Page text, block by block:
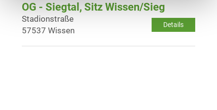
OG - Siegtal, Sitz Wissen/Sieg
Details
Stadionstraße
57537 Wissen